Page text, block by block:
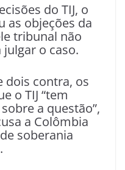
do TIJ, o
as objeções da
tribunal não
o caso.
dois contra, os
o TIJ “tem
a questão”,
a Colômbia
soberania